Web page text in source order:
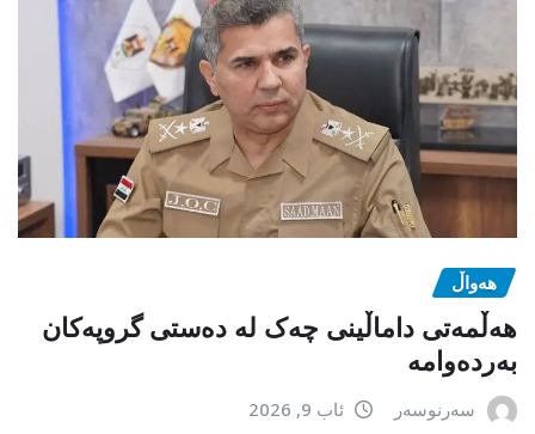
هەواڵ
هەڵمەتی داماڵینی چەک لە دەستی گروپەکان
بەردەوامە
سەرنوسەر ئاب 9, 2026